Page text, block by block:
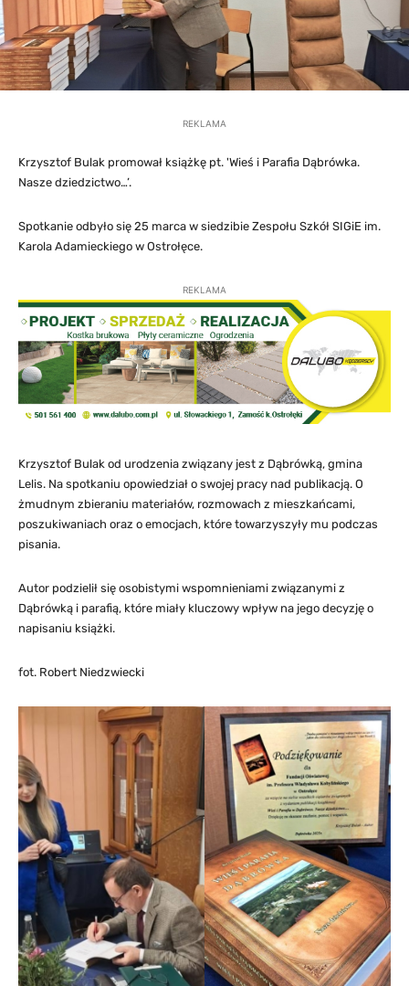
REKLAMA
Krzysztof Bulak promował książkę pt. 'Wieś i Parafia Dąbrówka.
Nasze dziedzictwo…’.
Spotkanie odbyło się 25 marca w siedzibie Zespołu Szkół SIGiE im.
Karola Adamieckiego w Ostrołęce.
REKLAMA
Krzysztof Bulak od urodzenia związany jest z Dąbrówką, gmina
Lelis. Na spotkaniu opowiedział o swojej pracy nad publikacją. O
żmudnym zbieraniu materiałów, rozmowach z mieszkańcami,
poszukiwaniach oraz o emocjach, które towarzyszyły mu podczas
pisania.
Autor podzielił się osobistymi wspomnieniami związanymi z
Dąbrówką i parafią, które miały kluczowy wpływ na jego decyzję o
napisaniu książki.
fot. Robert Niedzwiecki